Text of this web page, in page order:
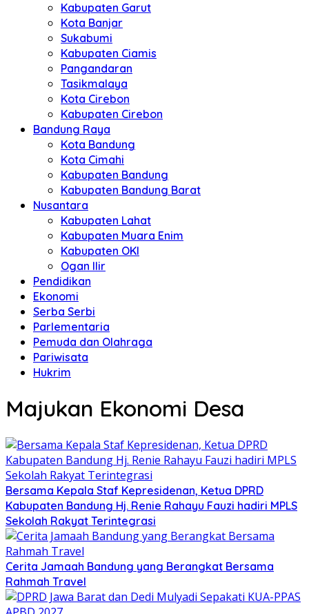
Kabupaten Garut
Kota Banjar
Sukabumi
Kabupaten Ciamis
Pangandaran
Tasikmalaya
Kota Cirebon
Kabupaten Cirebon
Bandung Raya
Kota Bandung
Kota Cimahi
Kabupaten Bandung
Kabupaten Bandung Barat
Nusantara
Kabupaten Lahat
Kabupaten Muara Enim
Kabupaten OKI
Ogan Ilir
Pendidikan
Ekonomi
Serba Serbi
Parlementaria
Pemuda dan Olahraga
Pariwisata
Hukrim
Majukan Ekonomi Desa
Bersama Kepala Staf Kepresidenan, Ketua DPRD
Kabupaten Bandung Hj. Renie Rahayu Fauzi hadiri MPLS
Sekolah Rakyat Terintegrasi
Cerita Jamaah Bandung yang Berangkat Bersama
Rahmah Travel